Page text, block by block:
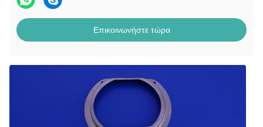
Επικοινωνήστε τώρα